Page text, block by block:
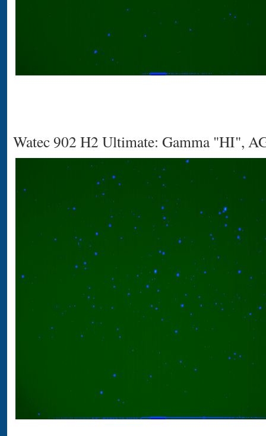
Watec 902 H2 Ultimate: Gamma "HI",